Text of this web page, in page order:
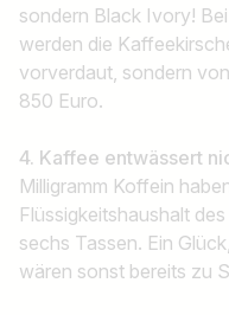
sondern Black Ivory!
werden die
vorverdaut, sondern
850 Euro.
4. Kaffee entwässert
Milligramm Koffein
Flüssigkeitshaushalt
sechs Tassen. Ein
wären sonst bereits zu